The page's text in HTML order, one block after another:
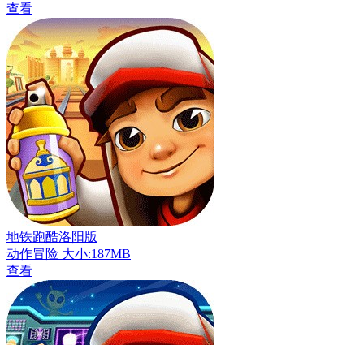
查看
地铁跑酷洛阳版
动作冒险 大小:187MB
查看